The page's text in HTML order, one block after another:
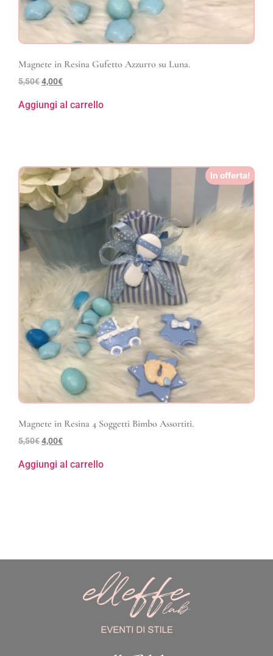
Magnete in Resina Gufetto Azzurro su Luna.
5,50€4,00€
Aggiungi al carrello
In offerta!
Magnete in Resina 4 Soggetti Bimbo Assortiti.
5,50€4,00€
Aggiungi al carrello